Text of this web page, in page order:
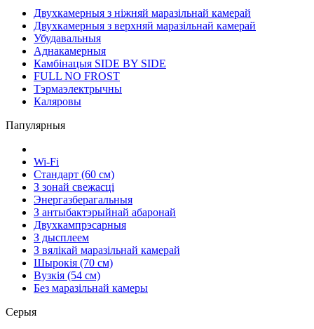
Двухкамерныя з ніжняй маразільнай камерай
Двухкамерныя з верхняй маразільнай камерай
Убудавальныя
Аднакамерныя
Камбінацыя SIDE BY SIDE
FULL NO FROST
Тэрмаэлектрычны
Каляровы
Папулярныя
Wi-Fi
Стандарт (60 см)
З зонай свежасці
Энергазберагальныя
З антыбактэрыйнай абаронай
Двухкампрэсарныя
З дысплеем
З вялікай маразільнай камерай
Шырокія (70 см)
Вузкія (54 см)
Без маразільнай камеры
Серыя